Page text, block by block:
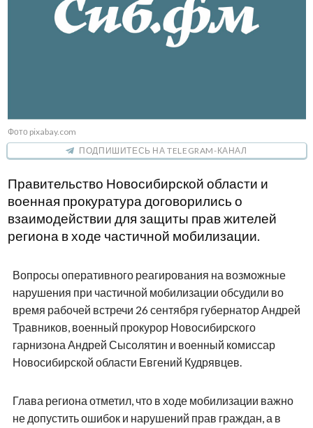
Фото pixabay.com
ПОДПИШИТЕСЬ НА TELEGRAM-КАНАЛ
Правительство Новосибирской области и
военная прокуратура договорились о
взаимодействии для защиты прав жителей
региона в ходе частичной мобилизации.
Вопросы оперативного реагирования на возможные
нарушения при частичной мобилизации обсудили во
время рабочей встречи 26 сентября губернатор Андрей
Травников, военный прокурор Новосибирского
гарнизона Андрей Сысолятин и военный комиссар
Новосибирской области Евгений Кудрявцев.
Глава региона отметил, что в ходе мобилизации важно
не допустить ошибок и нарушений прав граждан, а в